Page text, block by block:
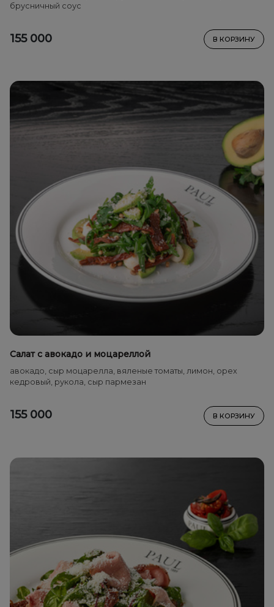
брусничный соус
155 000 В КОРЗИНУ
Салат с авокадо и моцареллой
авокадо, сыр моцарелла, вяленые томаты, лимон, орех
кедровый, рукола, сыр пармезан
155 000 В КОРЗИНУ